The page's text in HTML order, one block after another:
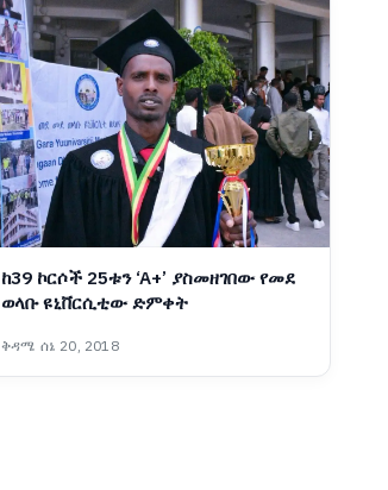
ከ39 ኮርሶች 25ቱን ‘A+’ ያስመዘገበው የመደ
ወላቡ ዩኒቨርሲቲው ድምቀት
ቅዳሜ ሰኔ 20, 2018